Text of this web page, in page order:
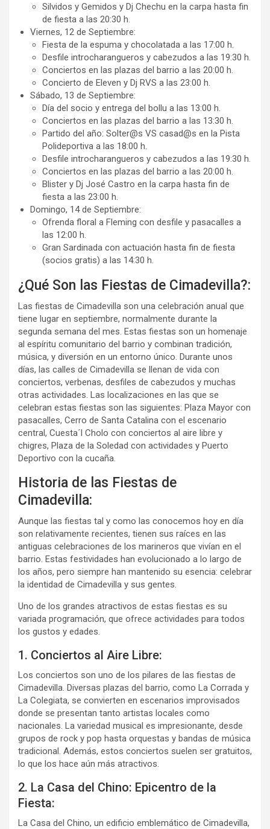
Silvidos y Gemidos y Dj Chechu en la carpa hasta fin
de fiesta a las 20:30 h.
Viernes, 12 de Septiembre:
Fiesta de la espuma y chocolatada a las 17:00 h.
Desfile introcharangueros y cabezudos a las 19:30 h.
Conciertos en las plazas del barrio a las 20:00 h.
Concierto de Eleven y Dj RVS a las 23:00 h.
Sábado, 13 de Septiembre:
Día del socio y entrega del bollu a las 13:00 h.
Conciertos en las plazas del barrio a las 13:30 h.
Partido del año: Solter@s VS casad@s en la Pista
Polideportiva a las 18:00 h.
Desfile introcharangueros y cabezudos a las 19:30 h.
Conciertos en las plazas del barrio a las 20:00 h.
Blister y Dj José Castro en la carpa hasta fin de
fiesta a las 23:00 h.
Domingo, 14 de Septiembre:
Ofrenda floral a Fleming con desfile y pasacalles a
las 12:00 h.
Gran Sardinada con actuación hasta fin de fiesta
(socios gratis) a las 14:30 h.
¿Qué Son las Fiestas de Cimadevilla?:
Las fiestas de Cimadevilla son una celebración anual que
tiene lugar en septiembre, normalmente durante la
segunda semana del mes. Estas fiestas son un homenaje
al espíritu comunitario del barrio y combinan tradición,
música, y diversión en un entorno único. Durante unos
días, las calles de Cimadevilla se llenan de vida con
conciertos, verbenas, desfiles de cabezudos y muchas
otras actividades. Las localizaciones en las que se
celebran estas fiestas son las siguientes: Plaza Mayor con
pasacalles, Cerro de Santa Catalina con el escenario
central, Cuesta´l Cholo con conciertos al aire libre y
chigres, Plaza de la Soledad con actividades y Puerto
Deportivo con la cucaña.
Historia de las Fiestas de
Cimadevilla:
Aunque las fiestas tal y como las conocemos hoy en día
son relativamente recientes, tienen sus raíces en las
antiguas celebraciones de los marineros que vivían en el
barrio. Estas festividades han evolucionado a lo largo de
los años, pero siempre han mantenido su esencia: celebrar
la identidad de Cimadevilla y sus gentes.
Uno de los grandes atractivos de estas fiestas es su
variada programación, que ofrece actividades para todos
los gustos y edades.
1. Conciertos al Aire Libre:
Los conciertos son uno de los pilares de las fiestas de
Cimadevilla. Diversas plazas del barrio, como La Corrada y
La Colegiata, se convierten en escenarios improvisados
donde se presentan tanto artistas locales como
nacionales. La variedad musical es impresionante, desde
grupos de rock y pop hasta orquestas y bandas de música
tradicional. Además, estos conciertos suelen ser gratuitos,
lo que los hace aún más atractivos.
2. La Casa del Chino: Epicentro de la
Fiesta:
La Casa del Chino, un edificio emblemático de Cimadevilla,